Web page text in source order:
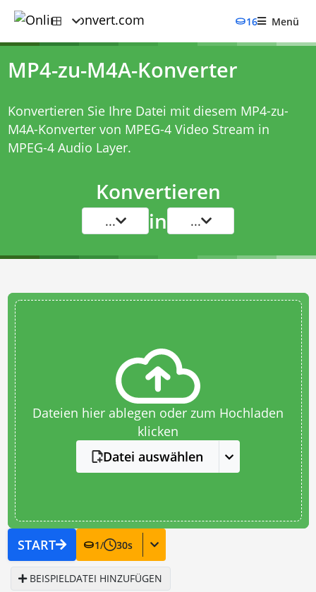
16 Menü
MP4-zu-M4A-Konverter
Konvertieren Sie Ihre Datei mit diesem MP4-zu-
M4A-Konvertervon MPEG-4 Video Stream in
MPEG-4 Audio Layer.
Konvertieren
... in ...
Dateien hier ablegen oder zum Hochladen
klicken
Datei auswählen
START 1/ 30s
BEISPIELDATEI HINZUFÜGEN